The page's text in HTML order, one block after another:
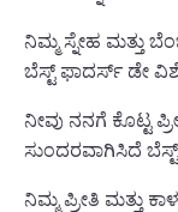
ನಿಮ್ಮ ಸ್ನೇಹ ಮತ್ತು
ಬೆಸ್ಟ್ ಫಾದರ್ಸ್ ಡೇ
ನೀವು ನನಗೆ ಕೊಟ್ಟ
ಸುಂದರವಾಗಿಸಿದೆ
ನಿಮ್ಮ ಪ್ರೀತಿ ಮತ್ತು